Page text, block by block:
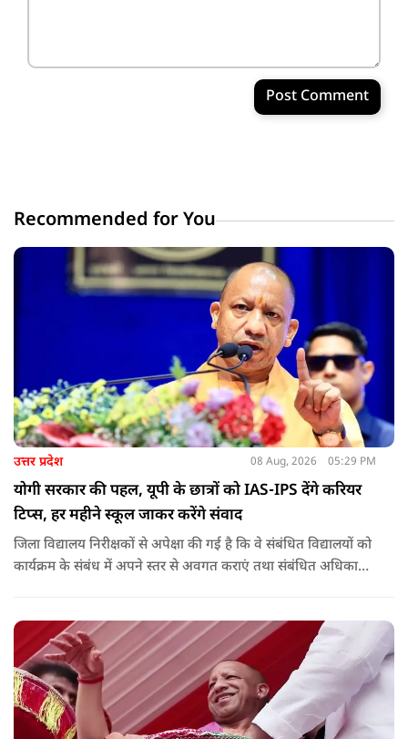
Post Comment
Recommended for You
उत्तर प्रदेश 08 Aug, 2026 05:29 PM
योगी सरकार की पहल, यूपी के छात्रों को IAS-IPS देंगे करियर
टिप्स, हर महीने स्कूल जाकर करेंगे संवाद
जिला विद्यालय निरीक्षकों से अपेक्षा की गई है कि वे संबंधित विद्यालयों को
कार्यक्रम के संबंध में अपने स्तर से अवगत कराएं तथा संबंधित अधिकारी
मुख्य सचिव, माध्यमिक शिक्षा, पार्थ सारथी सेन शर्मा ने बताया कि मुख्य
सचिव, उत्तर प्रदेश शासन, की ओर से सभी जिलाधिकारियों को जारी
निर्देश में कहा गया है कि प्रत्येक जिले में तैनात आईएएस, आईपीएस, और
आईएफएस के युवा अधिकारी हर माह कम से कम एक इंटरमीडिएट स्तर
के विद्यालय का भ्रमण कर विद्यार्थियों के साथ संवाद स्थापित करें.